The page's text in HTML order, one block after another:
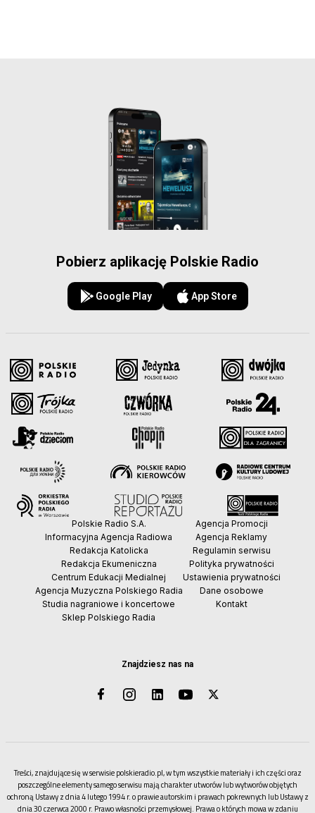
Pobierz aplikację Polskie Radio
Google Play App Store
Znajdziesz nas na
Polskie Radio S.A.
Informacyjna Agencja Radiowa
Redakcja Katolicka
Redakcja Ekumeniczna
Centrum Edukacji Medialnej
Agencja Muzyczna Polskiego Radia
Studia nagraniowe i koncertowe
Sklep Polskiego Radia
Agencja Promocji
Agencja Reklamy
Regulamin serwisu
Polityka prywatności
Ustawienia prywatności
Dane osobowe
Kontakt
Treści, znajdujące się w serwisie polskieradio.pl, w tym wszystkie materiały i ich części oraz
poszczególne elementy samego serwisu mają charakter utworów lub wytworów objętych
ochroną Ustawy z dnia 4 lutego 1994 r. o prawie autorskim i prawach pokrewnych lub Ustawy z
dnia 30 czerwca 2000 r. Prawo własności przemysłowej. Prawa o których mowa w zdaniu